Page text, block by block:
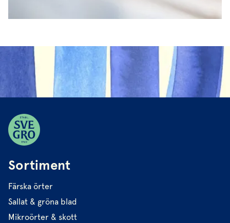
Sortiment
Färska örter
Sallat & gröna blad
Mikroörter & skott